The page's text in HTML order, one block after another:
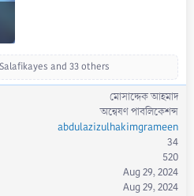
Salafikayes and 33 others
মোসাদ্দেক আহমাদ
অন্বেষণ পাবলিকেশন্স
abdulazizulhakimgrameen
34
520
Aug 29, 2024
Aug 29, 2024